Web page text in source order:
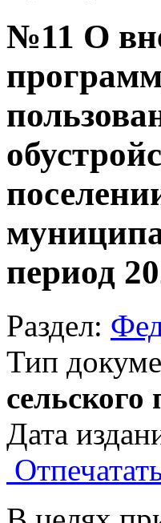
№11 О
период
Раздел:
Тип
сельского
Дата